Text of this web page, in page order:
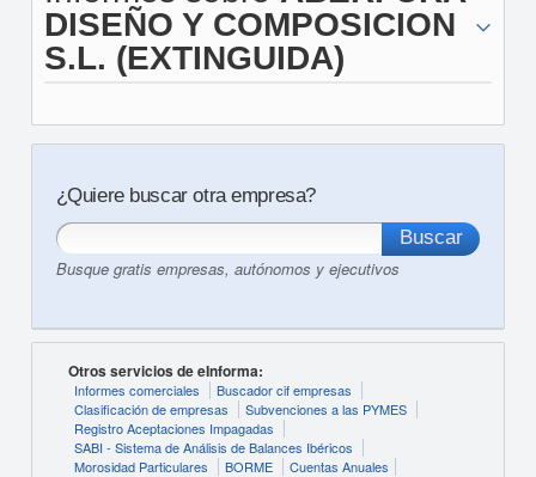
DISEÑO Y COMPOSICION
S.L. (EXTINGUIDA)
¿Quiere buscar otra empresa?
Busque gratis empresas, autónomos y ejecutivos
Otros servicios de eInforma:
Informes comerciales
Buscador cif empresas
Clasificación de empresas
Subvenciones a las PYMES
Registro Aceptaciones Impagadas
SABI - Sistema de Análisis de Balances Ibéricos
Morosidad Particulares
BORME Cuentas Anuales